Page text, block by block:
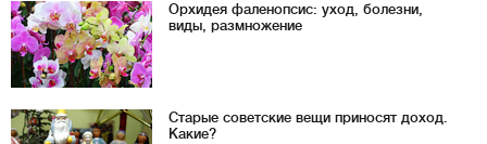
Орхидея фаленопсис: уход, болезни,
виды, размножение
Старые советские вещи приносят доход.
Какие?